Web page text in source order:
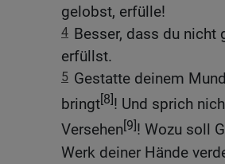
gelobst, erfülle!
4 Besser, dass du
erfüllst.
5 Gestatte deinem
bringt[8]! Und sprich
Versehen[9]! Wozu soll
Werk deiner Hände